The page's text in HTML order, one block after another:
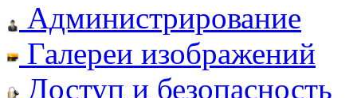
Администрирование
Галереи изображений
Доступ и безопасность